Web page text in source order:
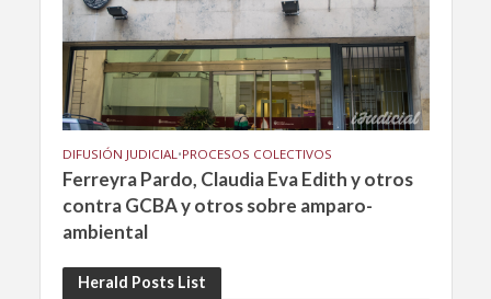
DIFUSIÓN JUDICIAL•PROCESOS COLECTIVOS
Ferreyra Pardo, Claudia Eva Edith y otros
contra GCBA y otros sobre amparo-
ambiental
Herald Posts List